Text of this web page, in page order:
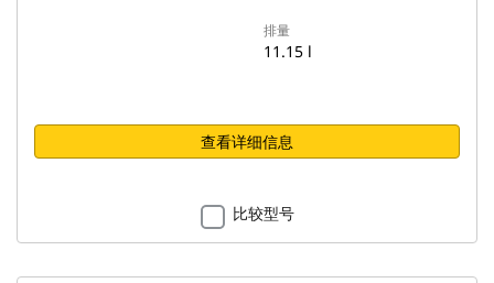
排量
11.15 l
查看详细信息
比较型号